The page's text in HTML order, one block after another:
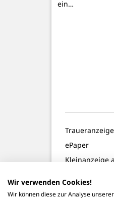
ein…
ePaper
Kleinanzeige
Notdienste
Wir verwenden Cookies!
Wir können diese zur Analyse